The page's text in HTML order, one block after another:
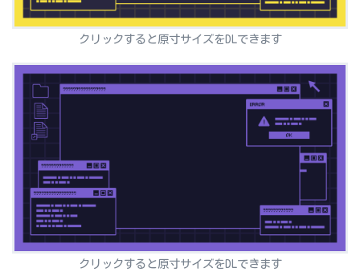
クリックすると原寸サイズをDLできます
クリックすると原寸サイズをDLできます